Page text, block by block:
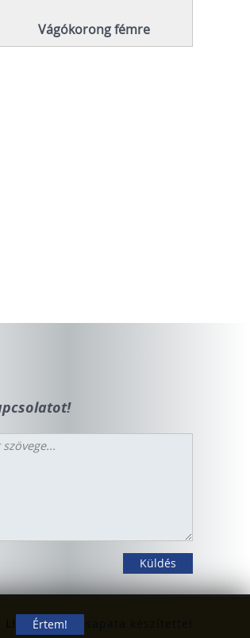
Vágókorong fémre
Értem!
LIVESTUDIO